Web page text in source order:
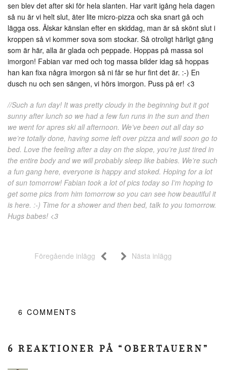
sen blev det after ski för hela slanten. Har varit igång hela dagen
så nu är vi helt slut, äter lite micro-pizza och ska snart gå och
lägga oss. Älskar känslan efter en skiddag, man är så skönt slut i
kroppen så vi kommer sova som stockar. Så otroligt härligt gäng
som är här, alla är glada och peppade. Hoppas på massa sol
imorgon! Fabian var med och tog massa bilder idag så hoppas
han kan fixa några imorgon så ni får se hur fint det är. :-) En
dusch nu och sen sängen, vi hörs imorgon. Puss på er! <3
//Such a fun day! It was pretty cloudy in the beginning but it got
sunny after lunch so we had a few fun runs in the sun and then
we went for apres ski all afternoon. We’ve been out all day so
we’re totally done, having some left over pizza and will soon go to
bed. Love the feeling after a day on the slope, you’re just tired in
the entire body and we will probably sleep like babies. We’re such
a fun gang here, everyone is happy and stoked. Hoping for a lot
of sun tomorrow! Fabian took a lot of pics today so I’m hoping to
get some pics from him tomorrow so you can see how beautiful it
is here. :-) Time for a shower and then bed, talk to you tomorrow.
Hugs babes! <3
Föregående inlägg Nästa inlägg
6 COMMENTS
6 REAKTIONER PÅ “OBERTAUERN”